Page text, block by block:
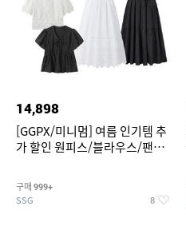
14,898
[GGPX/미니멈] 여름 인기템 추
가 할인 원피스/블라우스/팬츠
구매 999+
SSG 8